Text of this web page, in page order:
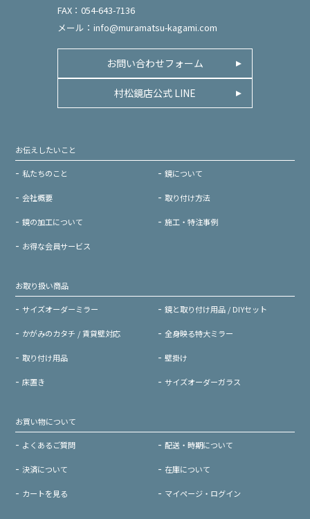
FAX：054-643-7136
メール： info@muramatsu-kagami.com
お問い合わせフォーム
村松鏡店公式 LINE
お伝えしたいこと
私たちのこと 鏡について
会社概要 取り付け方法
鏡の加工について 施工・特注事例
お得な会員サービス
お取り扱い商品
サイズオーダーミラー 鏡と取り付け用品 / DIYセット
かがみのカタチ / 賃貸壁対応 全身映る特大ミラー
取り付け用品 壁掛け
床置き サイズオーダーガラス
お買い物について
よくあるご質問 配送・時期について
決済について 在庫について
カートを見る マイページ・ログイン